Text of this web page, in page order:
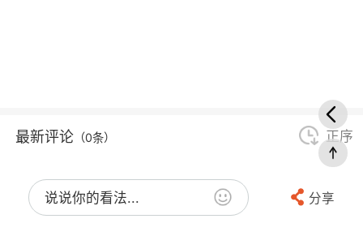
最新评论 （0条） 正序
说说你的看法... 分享